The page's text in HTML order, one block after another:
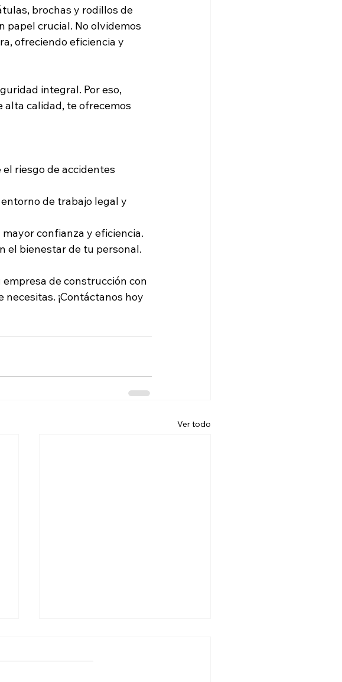
brochas y rodillos de
papel crucial. No olvidemos
ofreciendo eficiencia y
integral. Por eso,
alta calidad, te ofrecemos
riesgo de accidentes
de trabajo legal y
confianza y eficiencia.
el bienestar de tu personal.
de construcción con
¡Contáctanos hoy
Ver todo